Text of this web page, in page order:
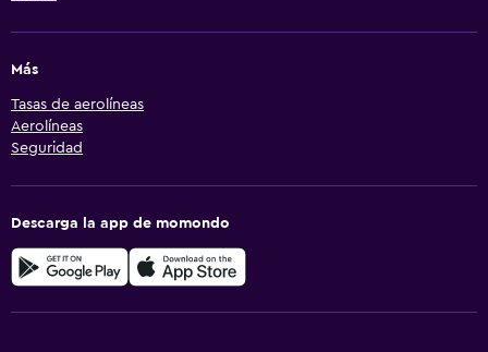
Más
Tasas de aerolíneas
Aerolíneas
Seguridad
Descarga la app de momondo